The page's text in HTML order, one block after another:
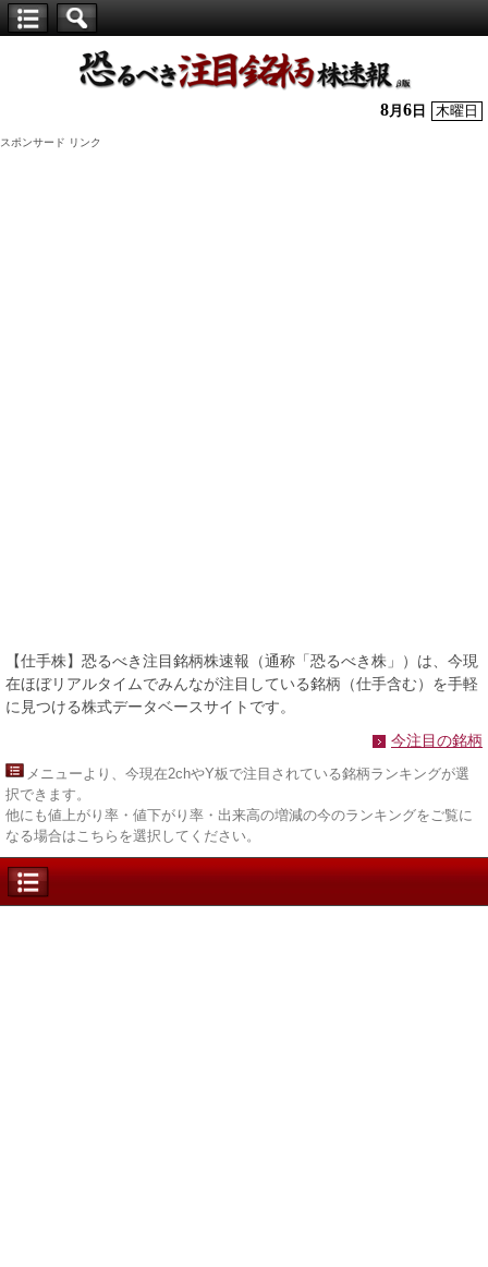
株】
8月 6 日 木曜日
スポンサード リンク
【仕手株】恐るべき注目銘柄株速報（通称「恐るべき株」）は、今現
在ほぼリアルタイムでみんなが注目している銘柄（仕手含む）を手軽
に見つける株式データベースサイトです。
今注目の銘柄
メニューより、今現在2chやY板で注目されている銘柄ランキングが選
択できます。
他にも値上がり率・値下がり率・出来高の増減の今のランキングをご覧に
なる場合はこちらを選択してください。